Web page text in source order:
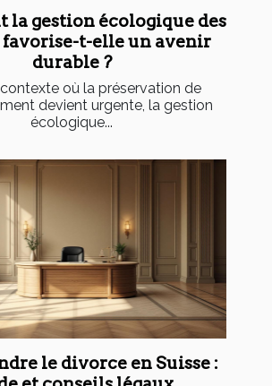
la gestion écologique des
favorise-t-elle un avenir
durable ?
où la préservation de
devient urgente, la gestion
écologique...
le divorce en Suisse :